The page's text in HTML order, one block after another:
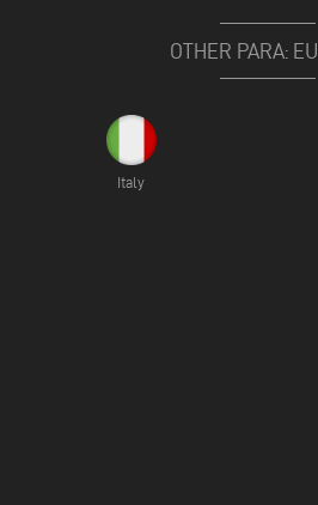
OTHER PARA:
Italy